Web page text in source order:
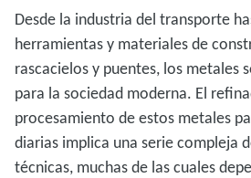
Desde la industria del transporte
herramientas y materiales de
rascacielos y puentes, los metales
para la sociedad moderna. El
procesamiento de estos metales
diarias implica una serie compleja
técnicas, muchas de las cuales